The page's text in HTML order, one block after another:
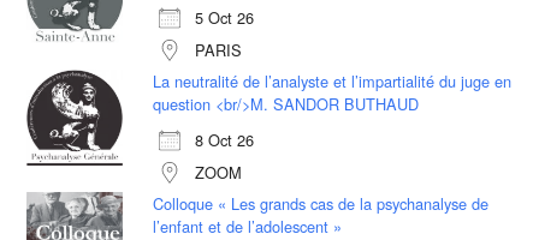
5 Oct 26
PARIS
La neutralité de l’analyste et l’impartialité du juge en
question <br/>M. SANDOR BUTHAUD
8 Oct 26
ZOOM
Colloque « Les grands cas de la psychanalyse de
l’enfant et de l’adolescent »